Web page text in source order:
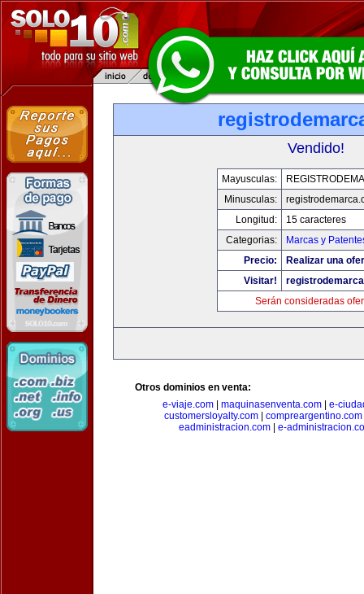
Vendido!
Mayusculas:
Minusculas:
Longitud:
15 caracteres
Categorias:
Marcas y
Precio:
Realizar una
Visitar!
Serán consideradas
Otros dominios en venta:
e-viaje.com| maquinasenventa.com| e-
customersloyalty.com| compreargentino.com
eadministracion.com
e-